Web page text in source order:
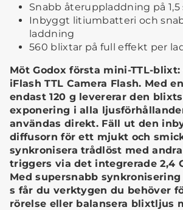
Snabb återuppladdning på
Inbyggt litiumbatteri och
laddning
560 blixtar på full effekt per
Möt Godox första mini-TTL-blixt:
iFlash TTL Camera Flash. Med
endast 120 g levererar den
exponering i alla
användas direkt. Fäll ut den
diffusorn för ett mjukt och
synkronisera trådlöst med
triggers via det integrerade 2,4
Med supersnabb
s får du verktygen du behöver
rörelse eller balansera blixtljus